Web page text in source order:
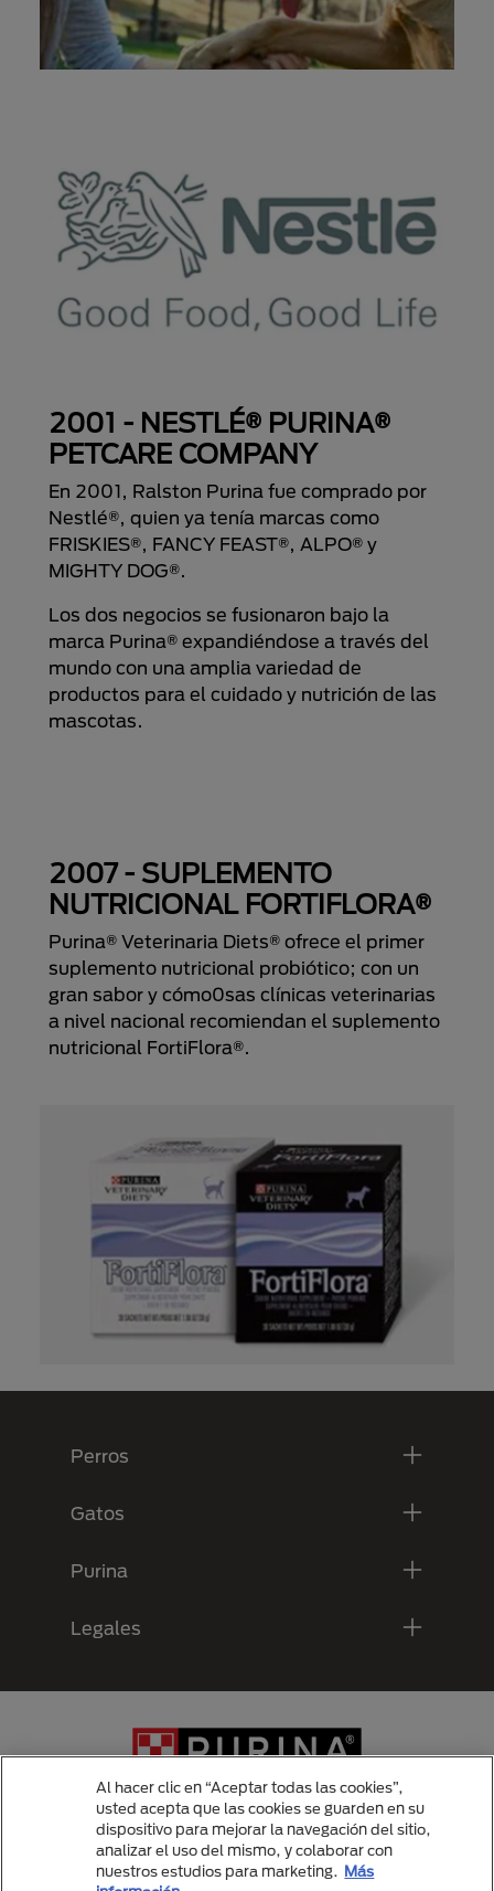
2001 - NESTLÉ® PURINA®
PETCARE COMPANY
En 2001, Ralston Purina fue comprado por
Nestlé®, quien ya tenía marcas como
FRISKIES®, FANCY FEAST®, ALPO® y
MIGHTY DOG®.
Los dos negocios se fusionaron bajo la
marca Purina® expandiéndose a través del
mundo con una amplia variedad de
productos para el cuidado y nutrición de las
mascotas.
2007 - SUPLEMENTO
NUTRICIONAL FORTIFLORA®
Purina® Veterinaria Diets® ofrece el primer
suplemento nutricional probiótico; con un
gran sabor y cómo0sas clínicas veterinarias
a nivel nacional recomiendan el suplemento
nutricional FortiFlora®.
Perros
Gatos
Purina
Legales
Menu Footer Secundario Purina
Al hacer clic en “Aceptar todas las cookies”,
usted acepta que las cookies se guarden en su
dispositivo para mejorar la navegación del sitio,
analizar el uso del mismo, y colaborar con
nuestros estudios para marketing. Más